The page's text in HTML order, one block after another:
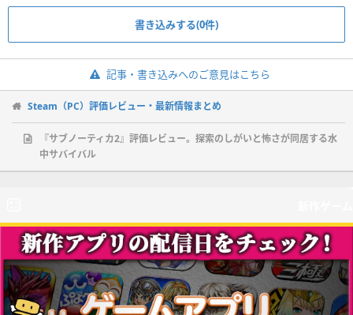
書き込みする(0件)
記事・書き込みへのご意見はこちら
Steam（PC）評価レビュー・最新情報まとめ
『サブノーティカ2』評価レビュー。探索のしがいと怖さが同居する水
中サバイバル